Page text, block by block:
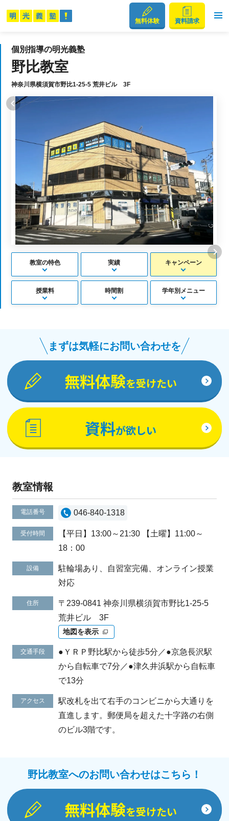
無料体験 資料請求
個別指導の明光義塾
野比教室
神奈川県横須賀市野比1-25-5 荒井ビル 3F
教室の特色 実績 キャンペーン
授業料 時間割 学年別メニュー
まずは気軽にお問い合わせを
無料体験を受けたい
資料が欲しい
教室情報
電話番号 046-840-1318
受付時間
【平日】13:00～21:30 【土曜】11:00～
18：00
設備
駐輪場あり、自習室完備、オンライン授業
対応
住所
〒239-0841 神奈川県横須賀市野比1-25-5
荒井ビル 3F
地図を表示
交通手段
●ＹＲＰ野比駅から徒歩5分／●京急長沢駅
から自転車で7分／●津久井浜駅から自転車
で13分
アクセス
駅改札を出て右手のコンビニから大通りを
直進します。郵便局を超えた十字路の右側
のビル3階です。
野比教室へのお問い合わせはこちら！
無料体験を受けたい